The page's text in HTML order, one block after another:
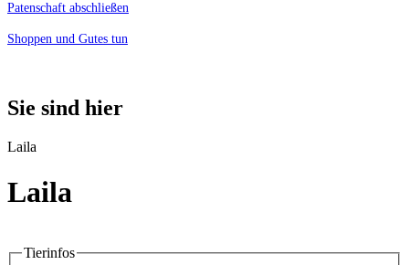
Patenschaft abschließen
Shoppen und Gutes tun
Sie sind hier
Laila
Laila
Tierinfos